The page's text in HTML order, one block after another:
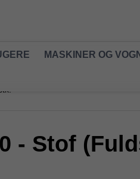
MASKINER OG
- Stof